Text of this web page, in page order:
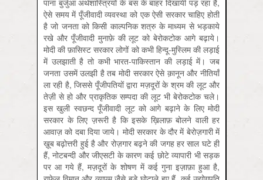
पाना बुर्जुआ अर्थशास्त्रियों के बस के बाहर दिखायी पड़ रहा है,
ऐसे समय में पूँजीवादी व्यवस्था को एक ऐसी सरकार चाहिए होती
है जो जनता को किसी काल्पनिक शत्रु के माध्यम से भड़काये
रखे और पूँजीवादी मुनाफ़े की लूट को बेरोकटोक आगे बढ़ाये।
मोदी की फ़ासिस्ट सरकार लोगों को कभी हिन्दू-मुस्लिम की लड़ाई
में उलझाती है तो कभी भारत-पाकिस्तान की लड़ाई में। जब
जनता उसमें उलझी है तब मोदी सरकार ऐसे क़ानून और नीतियाँ
ला रही है, जिससे पूँजीपतियों द्वारा मज़दूरों के श्रम की लूट और
तेज़ी से हो और प्राकृतिक सम्पदा की लूट भी बेरोकटोक चले।
इस खुली स्वछन्द पूँजीवादी लूट को आगे बढ़ाने के लिए मोदी
सरकार के लिए ज़रूरी है कि इसके ख़िलाफ़ बोलने वाली हर
आवाज़ को दबा दिया जाये। मोदी सरकार के दौर में बेरोज़गारी में
ख़ूब बढ़ोत्तरी हुई है और रोज़गार बढ़ने की जगह हर साल घटे ही
हैं, नोटबन्दी और जीएसटी के कारण कई छोटे व्यापारी भी सड़क
पर आ गये हैं, मज़दूरों के शोषण में कई गुना इज़ाफ़ा हुआ है,